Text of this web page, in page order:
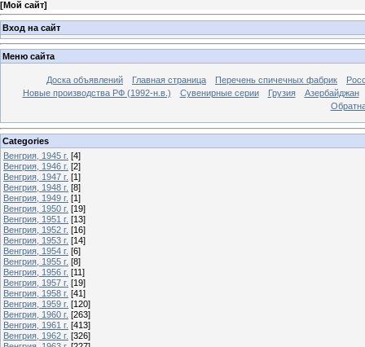
[Мой сайт]
Вход на сайт
Меню сайта
Доска объявлений Главная страница Перечень спичечных фабрик
Новые производства РФ (1992-н.в.)
Сувенирные серии Грузия
Азербайджан
Categories
Венгрия, 1945 г. [4]
Венгрия, 1946 г. [2]
Венгрия, 1947 г. [1]
Венгрия, 1948 г. [8]
Венгрия, 1949 г. [1]
Венгрия, 1950 г. [19]
Венгрия, 1951 г. [13]
Венгрия, 1952 г. [16]
Венгрия, 1953 г. [14]
Венгрия, 1954 г. [6]
Венгрия, 1955 г. [8]
Венгрия, 1956 г. [11]
Венгрия, 1957 г. [19]
Венгрия, 1958 г. [41]
Венгрия, 1959 г. [120]
Венгрия, 1960 г. [263]
Венгрия, 1961 г. [413]
Венгрия, 1962 г. [326]